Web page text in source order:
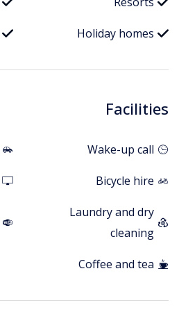
Holiday homes
Facilities
Wake-up call
Bicycle hire
Laundry and dry
cleaning
Coffee and tea